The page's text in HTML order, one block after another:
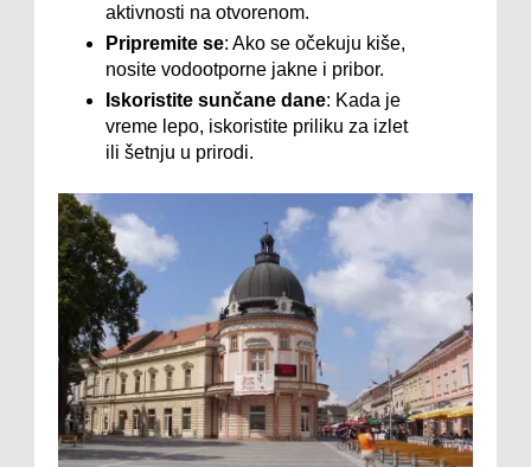
aktivnosti na otvorenom.
Pripremite se: Ako se očekuju kiše,
nosite vodootporne jakne i pribor.
Iskoristite sunčane dane: Kada je
vreme lepo, iskoristite priliku za izlet
ili šetnju u prirodi.